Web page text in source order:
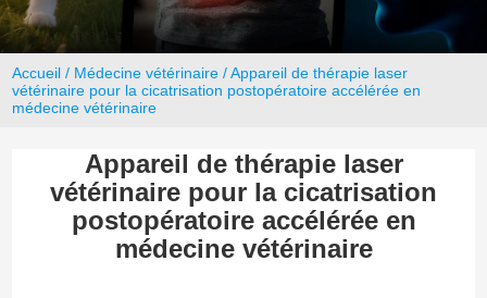
Accueil / Médecine vétérinaire / Appareil de thérapie laser
vétérinaire pour la cicatrisation postopératoire accélérée en
médecine vétérinaire
Appareil de thérapie laser
vétérinaire pour la cicatrisation
postopératoire accélérée en
médecine vétérinaire